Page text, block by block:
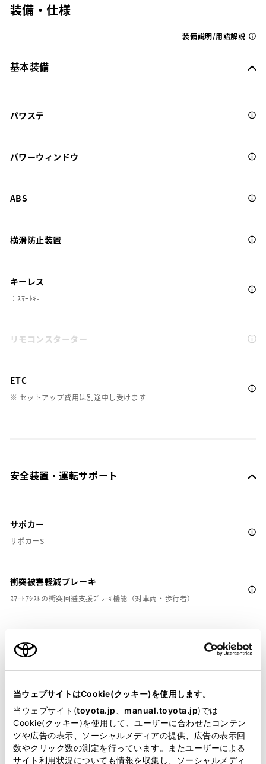
当ウェブサイトはCookie(クッキー)を使用します。
当ウェブサイト(toyota.jp manual.toyota.jp)では
Cookie(クッキー)を使用して、ユーザーに合わせたコンテン
ツや広告の表示、ソーシャルメディアの提供、広告の表示回
数やクリック数の測定を行っています。またユーザーによる
サイト利用状況についても情報を収集し、ソーシャルメディ
装備・仕様
装備説明/用語解説
基本装備
パワステ
パワーウィンドウ
ABS
横滑防止装置
キーレス
：ｽﾏｰﾄｷ-
リモコンスターター
ETC
※ セットアップ費用は別途申し受けます
安全装置・運転サポート
サポカー
サポカーS
衝突被害軽減ブレーキ
ｽﾏｰﾄｱｼｽﾄの衝突回避支援ﾌﾞﾚｰｷ機能（対車両・歩行者）
先進ライト